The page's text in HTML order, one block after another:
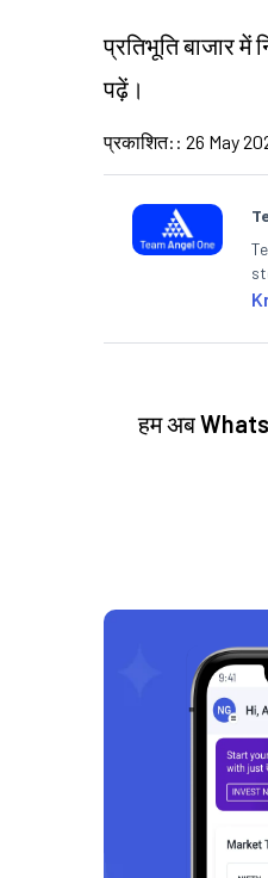
प्रतिभूति बाजार
पढ़ें।
प्रकाशित: : 26 May
हम अब